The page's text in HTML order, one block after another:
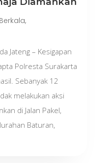
,
Jateng – Kesigapan
Polresta Surakarta
Sebanyak 12
melakukan aksi
di Jalan Pakel,
Baturan,